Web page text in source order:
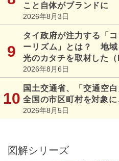
こと自体がブランドに
2026年8月3日
タイ政府が注力する「
ーリズム」とは？ 地域
光のカタチを取材した（
2026年8月6日
国土交通省、「交通空
全国の市区町村を対象に
2026年8月5日
図解シリーズ